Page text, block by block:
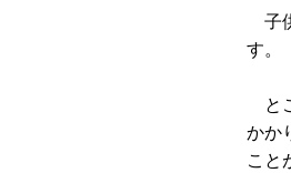
子
す。
と
かか
こと